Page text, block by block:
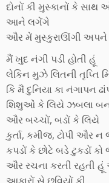
દોનોં કી મુસ્કાનોં કે સાથ
આને લગેંગે
ઔર મેં મુસ્કુરાઊંગી અપને
મૈં ખુદ નંગી પડી હોતી હૂં
લેકિન મુઝે લિતની તૃપ્તિ
કિ મૈં દુનિયા કા નંગાપન
શિશુઓં કે લિયે ઝબલા બન
ઔર બચ્ચોં, બડોં કે લિયે
કુર્તા, કમીજ, ટોપી ઔર ન
કપડોં કે છોટે બડે ટુકડોં કો
ઔર રચના કરતી રહતી હૂં